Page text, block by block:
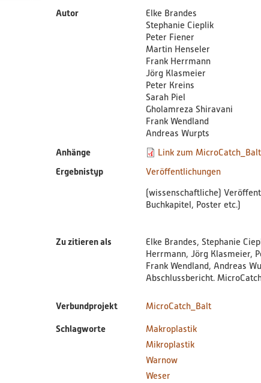
Autor
Elke Brandes
Stephanie Cieplik
Peter Fiener
Martin Henseler
Frank Herrmann
Jörg Klasmeier
Peter Kreins
Sarah Piel
Gholamreza Shiravani
Frank Wendland
Andreas Wurpts
Anhänge
Link zum
Ergebnistyp
Veröffentlichungen
(wissenschaftliche)
Buchkapitel, Poster etc.)
Zu zitieren als
Elke Brandes, Stephanie
Herrmann, Jörg Klasmeier,
Frank Wendland, Andreas
Abschlussbericht.
Verbundprojekt MicroCatch_Balt
Schlagworte
Makroplastik
Mikroplastik
Warnow
Weser